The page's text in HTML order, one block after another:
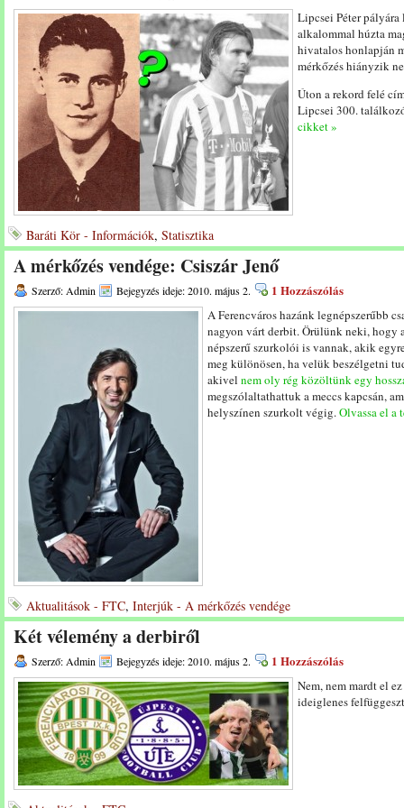
Lipcsei Péter
alkalommal húzta
hivatalos honlapján
mérkőzés hiányzik
Úton a rekord felé
Lipcsei 300.
cikket »
Baráti Kör - Információk, Statisztika
A mérkőzés vendége: Csiszár Jenő
Szerző: Admin Bejegyzés ideje: 2010. május 2. 1 Hozzászólás
A Ferencváros hazánk legnépszerűbb
nagyon várt derbit. Örülünk neki, hogy
népszerű szurkolói is vannak, akik
meg különösen, ha velük beszélgetni
akivel nem oly rég közöltünk egy
megszólaltathattuk a meccs kapcsán,
helyszínen szurkolt végig.Olvassa el a
Aktualitások - FTC, Interjúk - A mérkőzés vendége
Két vélemény a derbiről
Szerző: Admin Bejegyzés ideje: 2010. május 2. 1 Hozzászólás
Nem, nem mardt el
ideiglenes